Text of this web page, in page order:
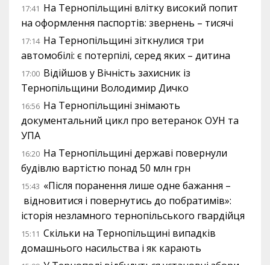
17:41 На Тернопільщині влітку високий попит
на оформлення паспортів: звернень – тисячі
17:14 На Тернопільщині зіткнулися три
автомобілі: є потерпілі, серед яких – дитина
17:00 Відійшов у Вічність захисник із
Тернопільщини Володимир Дичко
16:56 На Тернопільщині знімають
документальний цикл про ветеранок ОУН та
УПА
16:20 На Тернопільщині державі повернули
будівлю вартістю понад 50 млн грн
15:43 «Після поранення лише одне бажання –
відновитися і повернутись до побратимів»:
історія незламного тернопільського гвардійця
15:11 Скільки на Тернопільщині випадків
домашнього насильства і як карають